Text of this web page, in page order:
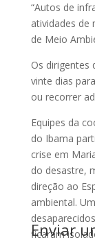
“Autos de
atividades de
de Meio
Os dirigentes
vinte dias
ou recorrer
Equipes da
do Ibama
crise em
do desastre,
direção ao
ambiental.
ficaram
Enviar